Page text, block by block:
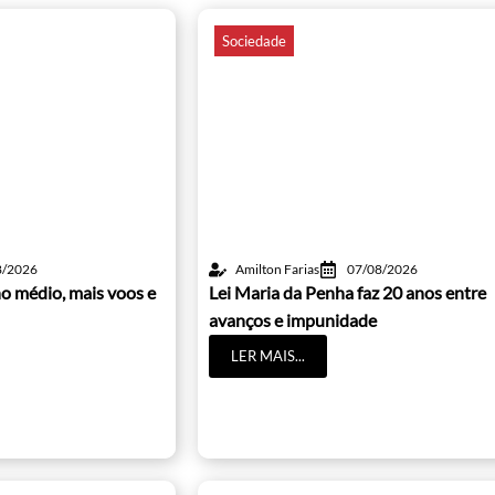
2026
médio, mais voos e
Sociedade
Amilton Farias 07/08/2026
Lei Maria da Penha faz 20 anos entre
avanços e impunidade
LER MAIS...